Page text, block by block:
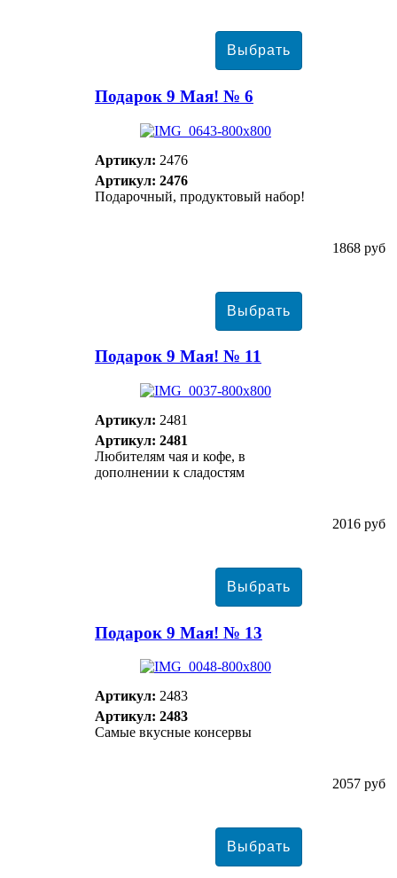
Подарок 9 Мая! № 6
Артикул: 2476
Артикул: 2476
Подарочный, продуктовый набор!
1868 руб
Подарок 9 Мая! № 11
Артикул: 2481
Артикул: 2481
Любителям чая и кофе, в
дополнении к сладостям
2016 руб
Подарок 9 Мая! № 13
Артикул: 2483
Артикул: 2483
Самые вкусные консервы
2057 руб